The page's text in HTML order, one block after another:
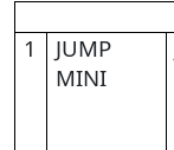
1
JUMP
MINI